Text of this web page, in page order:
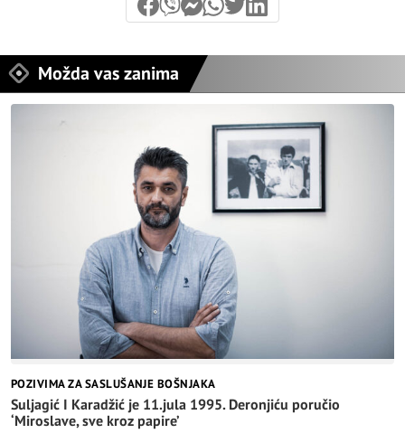
Možda vas zanima
POZIVIMA ZA SASLUŠANJE BOŠNJAKA
Suljagić I Karadžić je 11.jula 1995. Deronjiću poručio
‘Miroslave, sve kroz papire’